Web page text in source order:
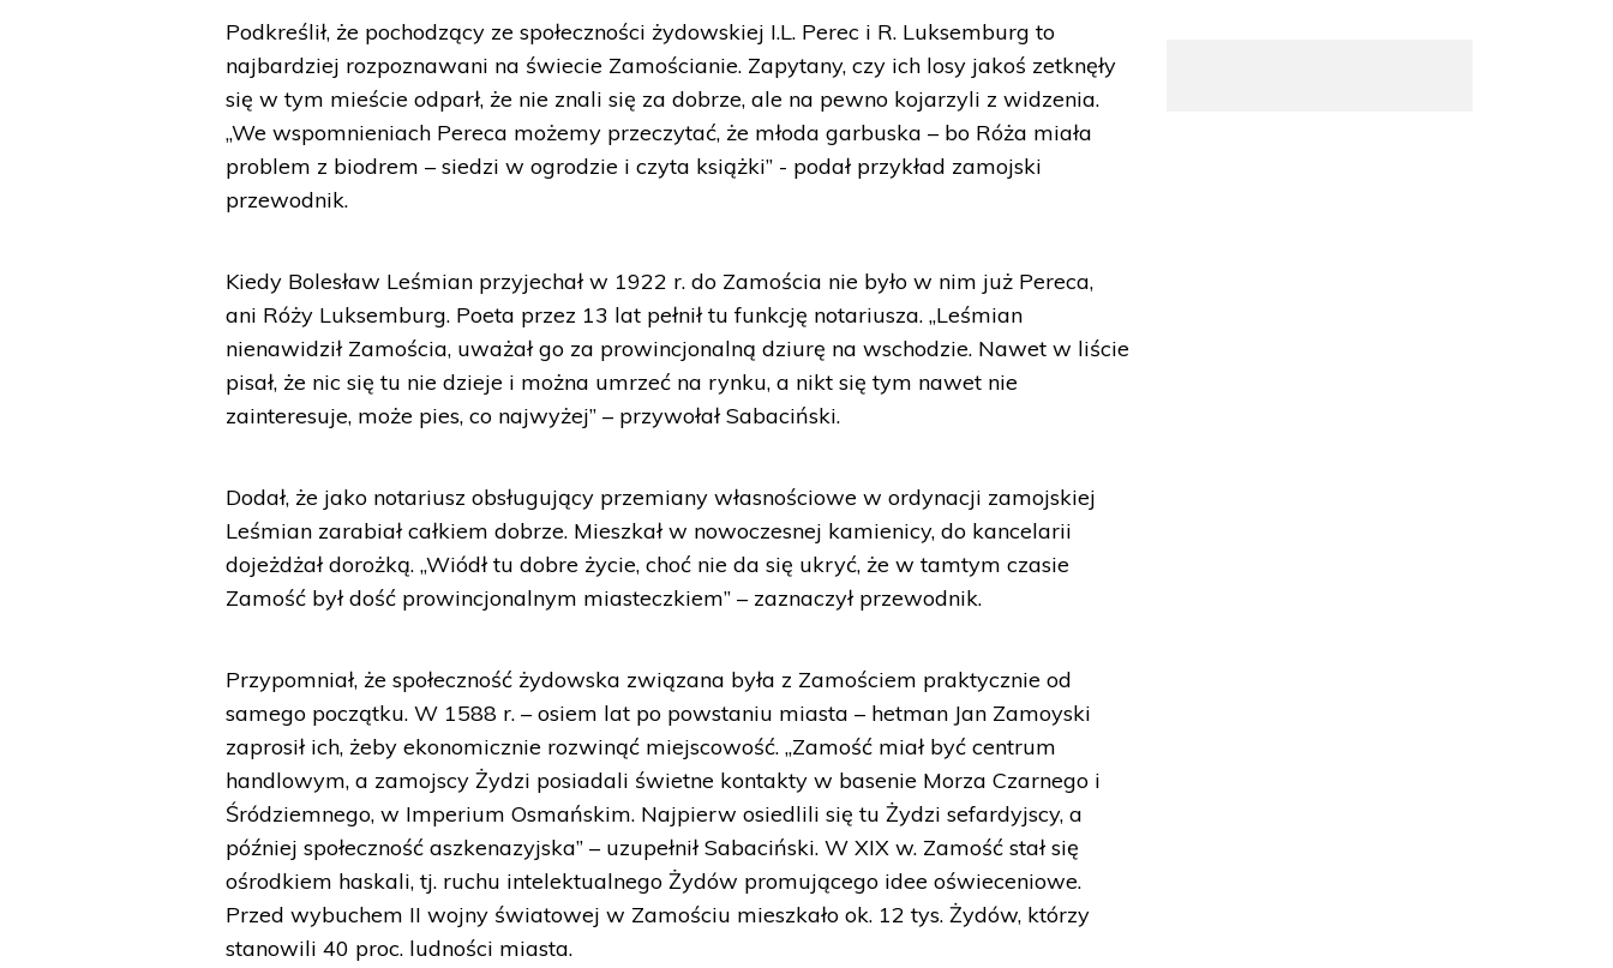
Podkreślił, że pochodzący ze społeczności żydowskiej I.L. Perec i R. Luksemburg to
najbardziej rozpoznawani na świecie Zamościanie. Zapytany, czy ich losy jakoś zetknęły
się w tym mieście odparł, że nie znali się za dobrze, ale na pewno kojarzyli z widzenia.
„We wspomnieniach Pereca możemy przeczytać, że młoda garbuska – bo Róża miała
problem z biodrem – siedzi w ogrodzie i czyta książki” - podał przykład zamojski
przewodnik.
Kiedy Bolesław Leśmian przyjechał w 1922 r. do Zamościa nie było w nim już Pereca,
ani Róży Luksemburg. Poeta przez 13 lat pełnił tu funkcję notariusza. „Leśmian
nienawidził Zamościa, uważał go za prowincjonalną dziurę na wschodzie. Nawet w liście
pisał, że nic się tu nie dzieje i można umrzeć na rynku, a nikt się tym nawet nie
zainteresuje, może pies, co najwyżej” – przywołał Sabaciński.
Dodał, że jako notariusz obsługujący przemiany własnościowe w ordynacji zamojskiej
Leśmian zarabiał całkiem dobrze. Mieszkał w nowoczesnej kamienicy, do kancelarii
dojeżdżał dorożką. „Wiódł tu dobre życie, choć nie da się ukryć, że w tamtym czasie
Zamość był dość prowincjonalnym miasteczkiem” – zaznaczył przewodnik.
Przypomniał, że społeczność żydowska związana była z Zamościem praktycznie od
samego początku. W 1588 r. – osiem lat po powstaniu miasta – hetman Jan Zamoyski
zaprosił ich, żeby ekonomicznie rozwinąć miejscowość. „Zamość miał być centrum
handlowym, a zamojscy Żydzi posiadali świetne kontakty w basenie Morza Czarnego i
Śródziemnego, w Imperium Osmańskim. Najpierw osiedlili się tu Żydzi sefardyjscy, a
później społeczność aszkenazyjska” – uzupełnił Sabaciński. W XIX w. Zamość stał się
ośrodkiem haskali, tj. ruchu intelektualnego Żydów promującego idee oświeceniowe.
Przed wybuchem II wojny światowej w Zamościu mieszkało ok. 12 tys. Żydów, którzy
stanowili 40 proc. ludności miasta.